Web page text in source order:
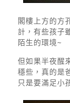
閣樓上方的方
計，有些孩子
陌生的環境~
但如果半夜醒
穩些，真的是
只是要滿足小